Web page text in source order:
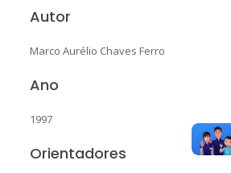
Autor
Marco Aurélio Chaves Ferro
Ano
1997
Orientadores